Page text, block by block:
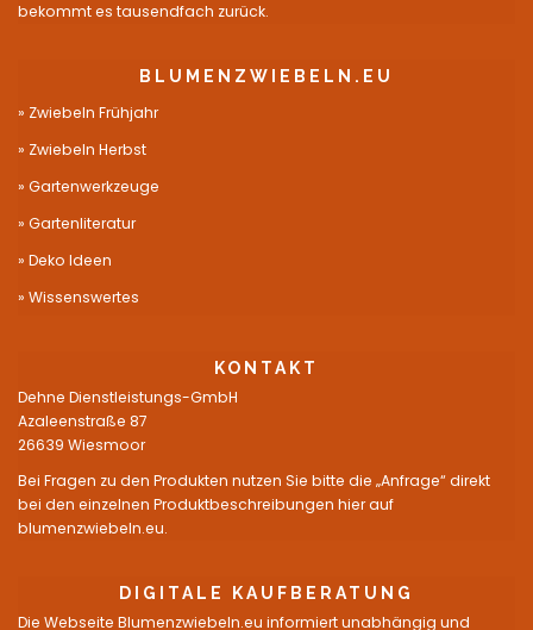
bekommt es tausendfach zurück.
BLUMENZWIEBELN.EU
Zwiebeln Frühjahr
Zwiebeln Herbst
Gartenwerkzeuge
Gartenliteratur
Deko Ideen
Wissenswertes
KONTAKT
Dehne Dienstleistungs-GmbH
Azaleenstraße 87
26639 Wiesmoor
Bei Fragen zu den Produkten nutzen Sie bitte die „Anfrage“ direkt
bei den einzelnen Produktbeschreibungen hier auf
blumenzwiebeln.eu.
DIGITALE KAUFBERATUNG
Die Webseite Blumenzwiebeln.eu informiert unabhängig und